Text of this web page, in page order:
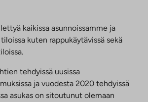
kaikissa asunnoissamme ja
kuten rappukäytävissä sekä
tehdyissä uusissa
ja vuodesta 2020 tehdyissä
asukas on sitoutunut olemaan